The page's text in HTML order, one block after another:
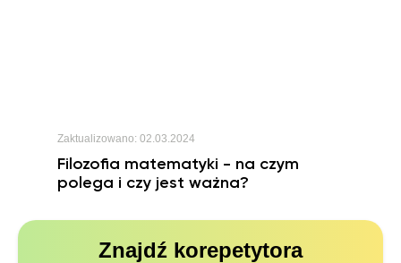
Zaktualizowano: 02.03.2024
Filozofia matematyki - na czym
polega i czy jest ważna?
Znajdź korepetytora